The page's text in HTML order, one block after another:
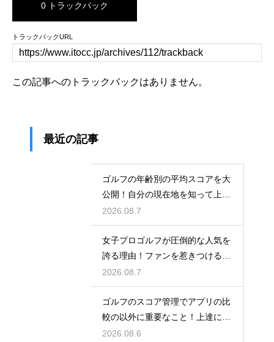
0 トラックバック
トラックバックURL
この記事へのトラックバックはありません。
最近の記事
ゴルフの年齢別の平均スコアを大
公開！自分の現在地を知って上達
に繋げる
2026.08.7
女子プロゴルフが圧倒的な人気を
誇る理由！ファンを惹きつける最
大の魅力
2026.08.7
ゴルフのスコア管理でアプリの比
較の以外に重要なこと！上達に繋
がる記録術
2026.08.6